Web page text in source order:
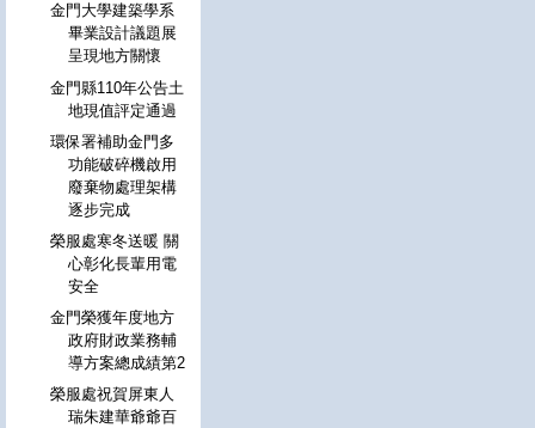
金門大學建築學系
畢業設計議題展
呈現地方關懷
金門縣110年公告土
地現值評定通過
環保署補助金門多
功能破碎機啟用
廢棄物處理架構
逐步完成
榮服處寒冬送暖 關
心彰化長輩用電
安全
金門榮獲年度地方
政府財政業務輔
導方案總成績第2
榮服處祝賀屏東人
瑞朱建華爺爺百